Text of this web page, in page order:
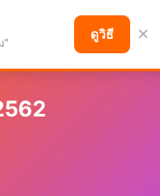
"
ดูวิธี ×